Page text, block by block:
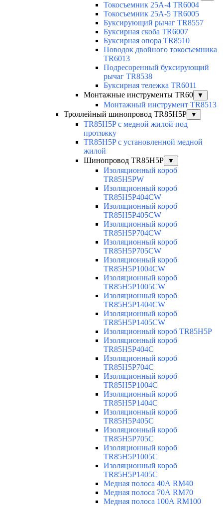
Токосъемник 25А-4 TR6004
Токосъемник 25А-5 TR6005
Буксирующий рычаг TR8557
Буксирная скоба TR6007
Буксирная опора TR8510
Поводок двойного токосъемника
TR6013
Подресоренный буксирующий
рычаг TR8538
Буксирная тележка TR6011
Монтажные инструменты TR60
▼
Монтажный инструмент TR8513
Троллейный шинопровод TR85H5P
▼
TR85H5P с медной жилой под
протяжку
TR85H5P с установленной медной
жилой
Шинопровод TR85H5P
▼
Изоляционный короб
TR85H5PW
Изоляционный короб
TR85H5P404CW
Изоляционный короб
TR85H5P405CW
Изоляционный короб
TR85H5P704CW
Изоляционный короб
TR85H5P705CW
Изоляционный короб
TR85H5P1004CW
Изоляционный короб
TR85H5P1005CW
Изоляционный короб
TR85H5P1404CW
Изоляционный короб
TR85H5P1405CW
Изоляционный короб TR85H5P
Изоляционный короб
TR85H5P404C
Изоляционный короб
TR85H5P704C
Изоляционный короб
TR85H5P1004C
Изоляционный короб
TR85H5P1404C
Изоляционный короб
TR85H5P405C
Изоляционный короб
TR85H5P705C
Изоляционный короб
TR85H5P1005C
Изоляционный короб
TR85H5P1405C
Медная полоса 40А RM40
Медная полоса 70А RM70
Медная полоса 100А RM100